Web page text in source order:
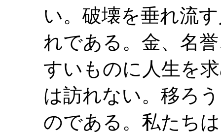
い。破壊を垂れ流
れである。金、名
すいものに人生を
は訪れない。移ろ
のである。私たち